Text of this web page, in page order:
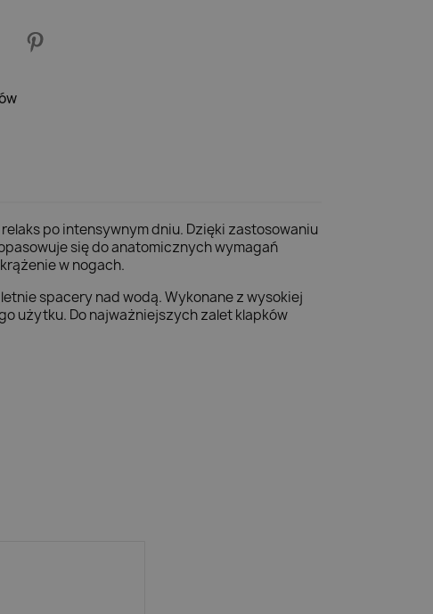
po intensywnym dniu. Dzięki zastosowaniu
się do anatomicznych wymagań
w nogach.
spacery nad wodą. Wykonane z wysokiej
użytku. Do najważniejszych zalet klapków